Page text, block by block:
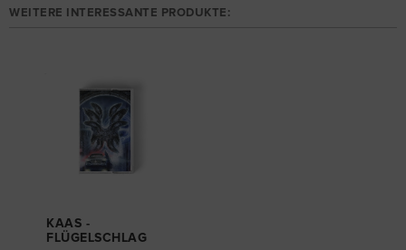
WEITERE INTERESSANTE PRODUKTE:
KAAS -
FLÜGELSCHLAG